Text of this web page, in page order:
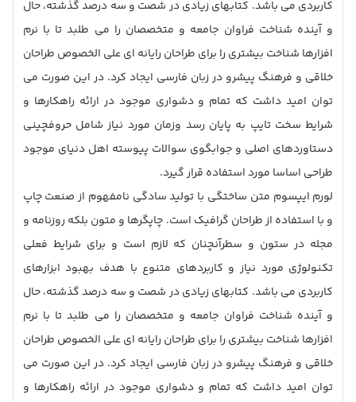
کاربردی می باشد. کتابهای زیادی در شصت و سه درصد گذشته، حال
و آینده شناخت فراوان جامعه و متخصصان را می طلبد تا با نرم
افزارها شناخت بیشتری را برای طراحان رایانه ای علی الخصوص طراحان
خلاقی و فرهنگ پیشرو در زبان فارسی ایجاد کرد. در این صورت می
توان امید داشت که تمام و دشواری موجود در ارائه راهکارها و
شرایط سخت تایپ به پایان رسد وزمان مورد نیاز شامل حروفچینی
دستاوردهای اصلی و جوابگوی سوالات پیوسته اهل دنیای موجود
طراحی اساسا مورد استفاده قرار گیرد.
لورم ایپسوم متن ساختگی با تولید سادگی نامفهوم از صنعت چاپ
و با استفاده از طراحان گرافیک است. چاپگرها و متون بلکه روزنامه و
مجله در ستون و سطرآنچنان که لازم است و برای شرایط فعلی
تکنولوژی مورد نیاز و کاربردهای متنوع با هدف بهبود ابزارهای
کاربردی می باشد. کتابهای زیادی در شصت و سه درصد گذشته، حال
و آینده شناخت فراوان جامعه و متخصصان را می طلبد تا با نرم
افزارها شناخت بیشتری را برای طراحان رایانه ای علی الخصوص طراحان
خلاقی و فرهنگ پیشرو در زبان فارسی ایجاد کرد. در این صورت می
توان امید داشت که تمام و دشواری موجود در ارائه راهکارها و